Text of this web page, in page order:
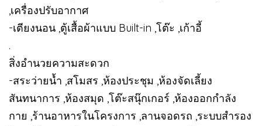
,เครื่องปรับอากาศ
-เตียงนอน ,ตู้เสื้อผ้าแบบ Built-in ,โต๊ะ ,เก้าอี้
.
สิ่งอำนวยความสะดวก
-สระว่ายน้ำ ,สโมสร ,ห้องประชุม ,ห้องจัดเลี้ยง
สันทนาการ ,ห้องสมุด ,โต๊ะสนุ๊กเกอร์ ,ห้องออกกำลัง
กาย ,ร้านอาหารในโครงการ ,ลานจอดรถ ,ระบบสำรอง